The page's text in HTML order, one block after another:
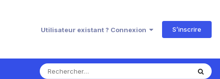
Utilisateur existant ? Connexion S’inscrire